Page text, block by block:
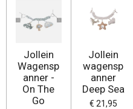
Jollein
Wagensp
anner -
On The
Go
Jollein
wagensp
anner
Deep Sea
€ 21,95